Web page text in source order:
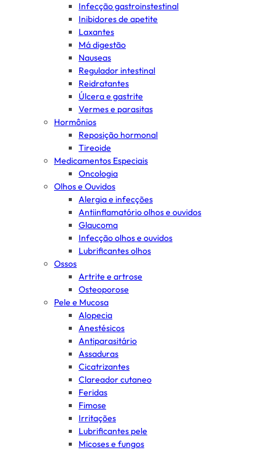
Infecção gastroinstestinal
Inibidores de apetite
Laxantes
Má digestão
Nauseas
Regulador intestinal
Reidratantes
Úlcera e gastrite
Vermes e parasitas
Hormônios
Reposição hormonal
Tireoide
Medicamentos Especiais
Oncologia
Olhos e Ouvidos
Alergia e infecções
Antiinflamatório olhos e ouvidos
Glaucoma
Infecção olhos e ouvidos
Lubrificantes olhos
Ossos
Artrite e artrose
Osteoporose
Pele e Mucosa
Alopecia
Anestésicos
Antiparasitário
Assaduras
Cicatrizantes
Clareador cutaneo
Feridas
Fimose
Irritações
Lubrificantes pele
Micoses e fungos